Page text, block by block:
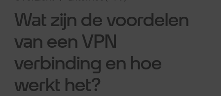
Wat zijn de voordelen
van een VPN
verbinding en hoe
werkt het?